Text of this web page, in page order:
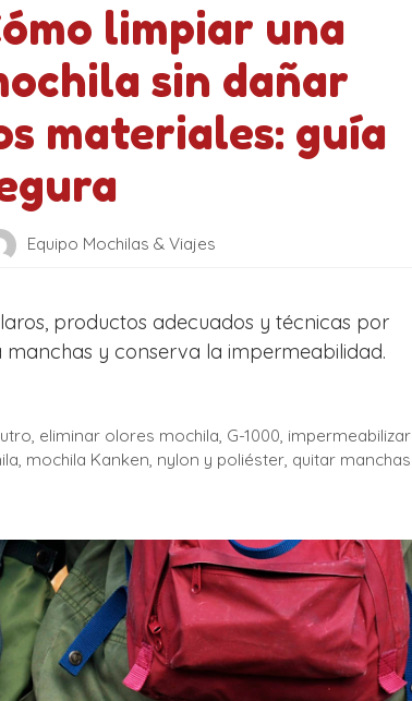
limpiar una
sin dañar
materiales: guía
Equipo Mochilas & Viajes
productos adecuados y técnicas por
manchas y conserva la impermeabilidad.
eliminar olores mochila G-1000 impermeabilizar
mochila Kanken nylon y poliéster quitar manchas